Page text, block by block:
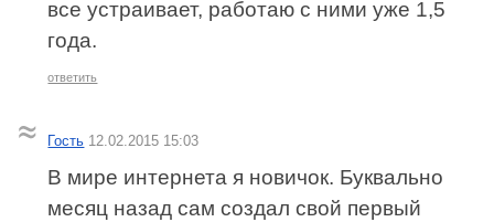
все устраивает, работаю с ними уже 1,5
года.
ответить
Гость 12.02.2015 15:03
В мире интернета я новичок. Буквально
месяц назад сам создал свой первый